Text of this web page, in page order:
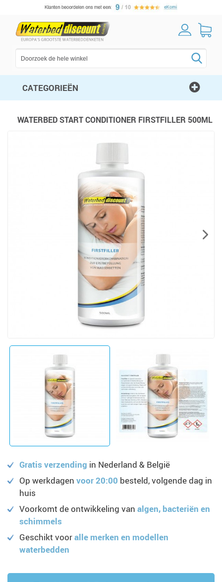
CATEGORIEËN
WATERBED START CONDITIONER FIRSTFILLER 500ML
Gratis verzending in Nederland & België
Op werkdagen voor 20:00 besteld, volgende dag in
huis
Voorkomt de ontwikkeling van algen, bacteriën en
schimmels
Geschikt vooralle merken en modellen
waterbedden